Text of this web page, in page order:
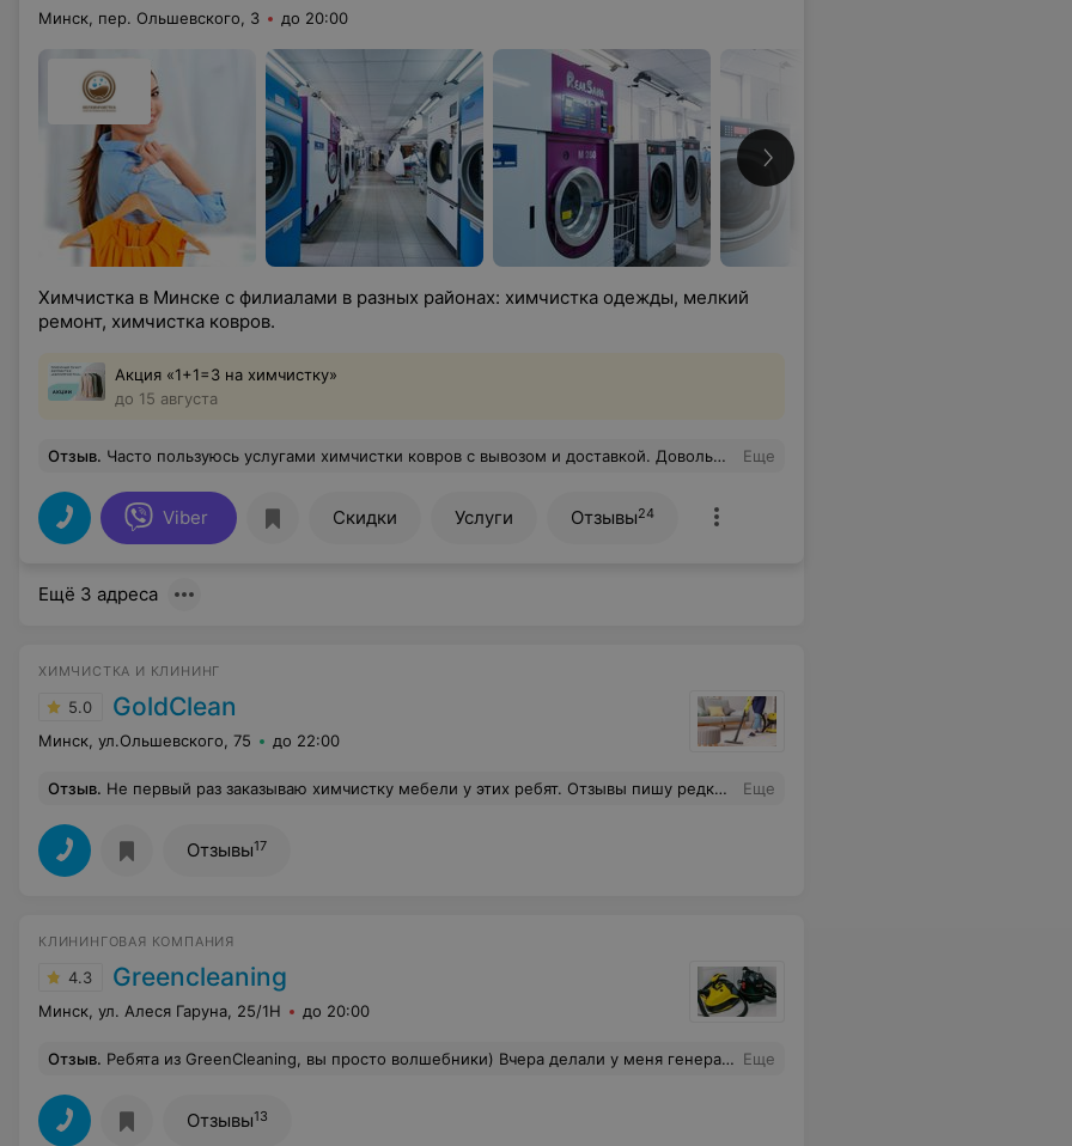
Минск, пер. Ольшевского, 3 до 20:00
Химчистка в Минске с филиалами в разных районах: химчистка одежды, мелкий
ремонт, химчистка ковров.
Акция «1+1=3 на химчистку»
до 15 августа
Отзыв. Часто пользуюсь услугами химчистки ковров с вывозом и доставкой. Довольна как качеством самой услуги, так и удобством: согласуют время визита курьера, заберут и привезут прям в квартиру. Еще
Viber Скидки Услуги Отзывы24
Ещё 3 адреса
ХИМЧИСТКА И КЛИНИНГ
5.0 GoldClean
Минск, ул.Ольшевского, 75 до 22:00
Отзыв. Не первый раз заказываю химчистку мебели у этих ребят. Отзывы пишу редко,но каждый раз качеству на высоте. Рекомендую. Еще
Отзывы17
КЛИНИНГОВАЯ КОМПАНИЯ
4.3 Greencleaning
Минск, ул. Алеся Гаруна, 25/1Н до 20:00
Отзыв. Ребята из GreenCleaning, вы просто волшебники) Вчера делали у меня генеральную уборку. Честно, я не узнала свою квартиру: всё настолько чистое, что жалко даже ходить. Воздух стал как будто чище, а окна — просто прозрачные!) Очень вежливый персонал и сервис на высоте. Если цените свое время и любите идеальный порядок — искренне рекомендую. Спасибо за уют! Еще
Отзывы13